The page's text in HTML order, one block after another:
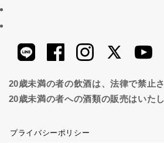
20歳未満の者の飲酒は、法律で禁止
20歳未満の者への酒類の販売はいたし
プライバシーポリシー